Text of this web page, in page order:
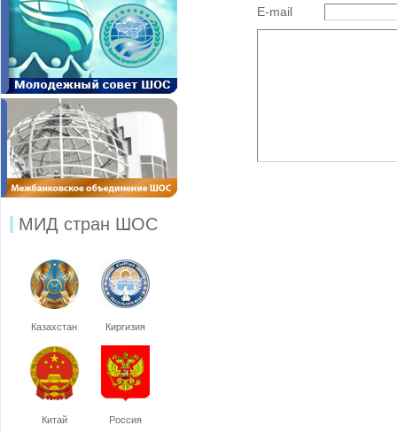
МИД стран ШОС
Казахстан Киргизия
Китай Россия
E-mail